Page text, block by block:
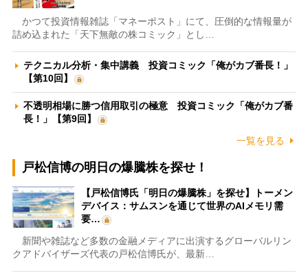
かつて投資情報雑誌「マネーポスト」にて、圧倒的な情報量が
詰め込まれた「天下無敵の株コミック」とし…
テクニカル分析・集中講義 投資コミック「俺がカブ番長！」
【第10回】
不透明相場に勝つ信用取引の極意 投資コミック「俺がカブ番
長！」【第9回】
一覧を見る
戸松信博の明日の爆騰株を探せ！
【戸松信博氏「明日の爆騰株」を探せ】トーメン
デバイス：サムスンを通じて世界のAIメモリ需
要…
新聞や雑誌など多数の金融メディアに出演するグローバルリン
クアドバイザーズ代表の戸松信博氏が、最新…